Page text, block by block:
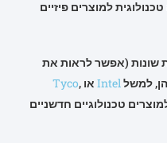
למוצרים פיזיים
ותכניות שונות (אפשר לראות את
למשלIntel או Tyco,
טכנולוגיים חדשניים